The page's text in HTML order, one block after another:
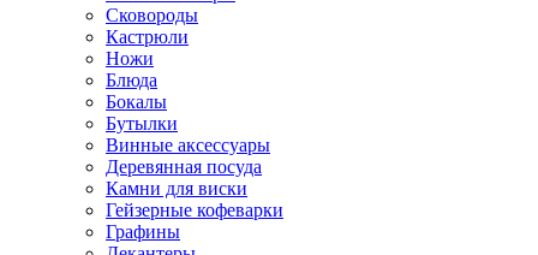
Сковороды
Кастрюли
Ножи
Блюда
Бокалы
Бутылки
Винные аксессуары
Деревянная посуда
Камни для виски
Гейзерные кофеварки
Графины